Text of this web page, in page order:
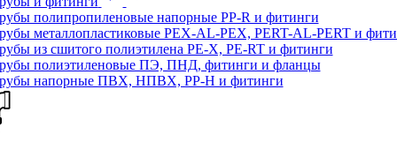
полипропиленовые напорные PP-R и фитинги
металлопластиковые PEX-AL-PEX, PERT-AL-PERT и
из сшитого полиэтилена PE-X, PE-RT и фитинги
полиэтиленовые ПЭ, ПНД, фитинги и фланцы
напорные ПВХ, НПВХ, PP-H и фитинги